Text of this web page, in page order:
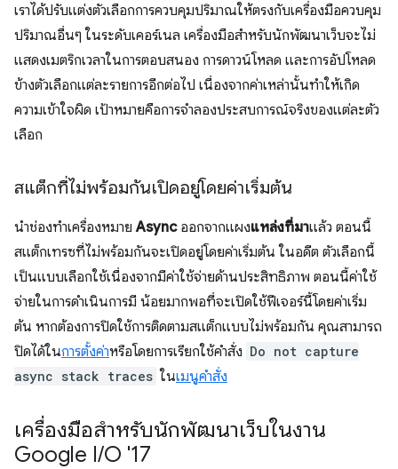
เราได้ปรับแต่งตัวเลือกการควบคุมปริมาณให้ตรงกับเครื่องมือควบคุม
ปริมาณอื่นๆ ในระดับเคอร์เนล เครื่องมือสำหรับนักพัฒนาเว็บจะไม่
แสดงเมตริกเวลาในการตอบสนอง การดาวน์โหลด และการอัปโหลด
ข้างตัวเลือกแต่ละรายการอีกต่อไป เนื่องจากค่าเหล่านั้นทำให้เกิด
ความเข้าใจผิด เป้าหมายคือการจำลองประสบการณ์จริงของแต่ละตัว
เลือก
สแต็กที่ไม่พร้อมกันเปิดอยู่โดยค่าเริ่มต้น
นำช่องทําเครื่องหมายAsyncออกจากแผงแหล่งที่มาแล้ว ตอนนี้
สแต็กเทรซที่ไม่พร้อมกันจะเปิดอยู่โดยค่าเริ่มต้น ในอดีต ตัวเลือกนี้
เป็นแบบเลือกใช้เนื่องจากมีค่าใช้จ่ายด้านประสิทธิภาพ ตอนนี้ค่าใช้
จ่ายในการดำเนินการมี น้อยมากพอที่จะเปิดใช้ฟีเจอร์นี้โดยค่าเริ่ม
ต้น หากต้องการปิดใช้การติดตามสแต็กแบบไม่พร้อมกัน คุณสามารถ
ปิดได้ในการตั้งค่าหรือโดยการเรียกใช้คำสั่ง Do not capture
async stack traces ในเมนูคำสั่ง
เครื่องมือสำหรับนักพัฒนาเว็บในงาน
Google I/O '17